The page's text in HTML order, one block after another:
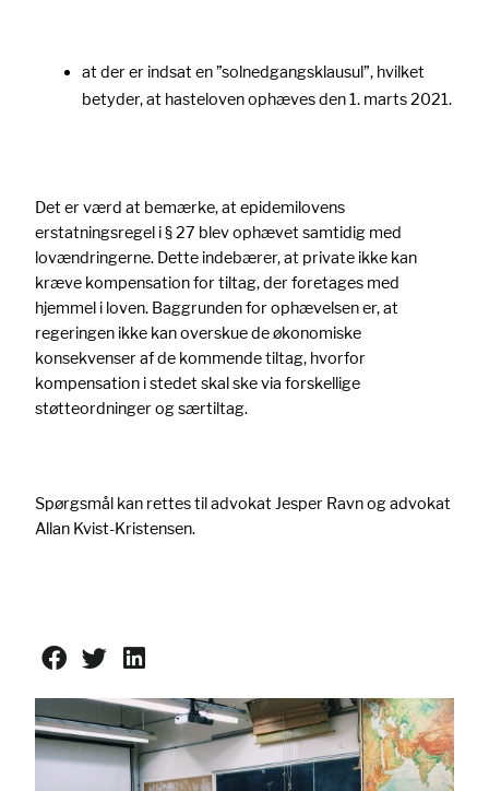
at der er indsat en ”solnedgangsklausul”, hvilket
betyder, at hasteloven ophæves den 1. marts 2021.
Det er værd at bemærke, at epidemilovens
erstatningsregel i § 27 blev ophævet samtidig med
lovændringerne. Dette indebærer, at private ikke kan
kræve kompensation for tiltag, der foretages med
hjemmel i loven. Baggrunden for ophævelsen er, at
regeringen ikke kan overskue de økonomiske
konsekvenser af de kommende tiltag, hvorfor
kompensation i stedet skal ske via forskellige
støtteordninger og særtiltag.
Spørgsmål kan rettes til advokat Jesper Ravn og advokat
Allan Kvist-Kristensen.